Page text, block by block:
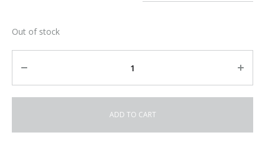
Out of stock
ADD TO CART